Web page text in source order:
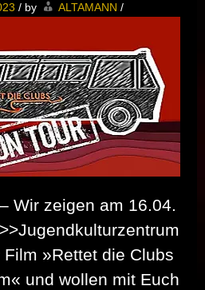
/ by ALTAMANN /
Wir zeigen am 16.04.
»Rettet die Clubs
und wollen mit Euch